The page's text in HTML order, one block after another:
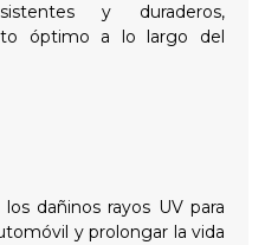
y duraderos,
óptimo a lo largo del
los dañinos rayos UV para
y prolongar la vida